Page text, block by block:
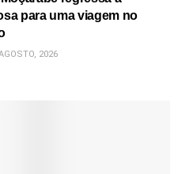
para uma viagem no
2026